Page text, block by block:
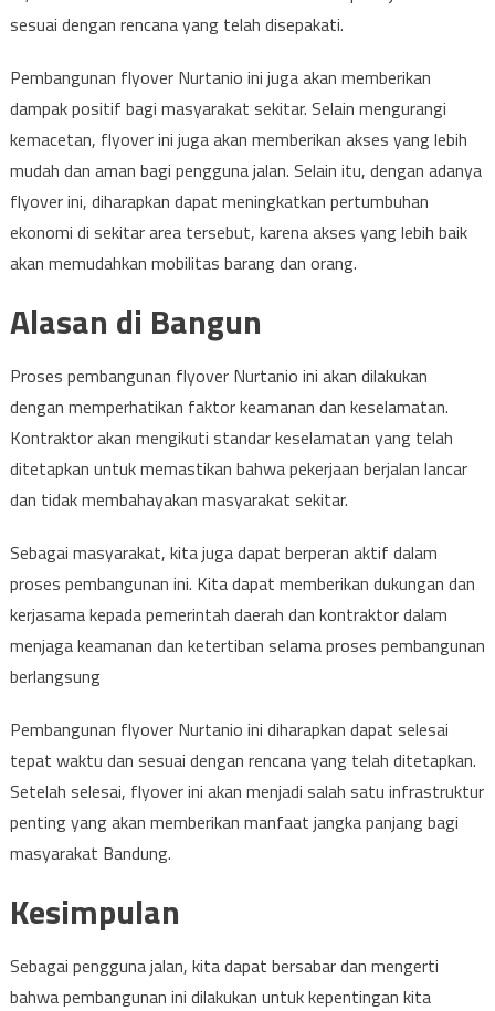
sesuai dengan rencana yang telah disepakati.
Pembangunan flyover Nurtanio ini juga akan memberikan
dampak positif bagi masyarakat sekitar. Selain mengurangi
kemacetan, flyover ini juga akan memberikan akses yang lebih
mudah dan aman bagi pengguna jalan. Selain itu, dengan adanya
flyover ini, diharapkan dapat meningkatkan pertumbuhan
ekonomi di sekitar area tersebut, karena akses yang lebih baik
akan memudahkan mobilitas barang dan orang.
Alasan di Bangun
Proses pembangunan flyover Nurtanio ini akan dilakukan
dengan memperhatikan faktor keamanan dan keselamatan.
Kontraktor akan mengikuti standar keselamatan yang telah
ditetapkan untuk memastikan bahwa pekerjaan berjalan lancar
dan tidak membahayakan masyarakat sekitar.
Sebagai masyarakat, kita juga dapat berperan aktif dalam
proses pembangunan ini. Kita dapat memberikan dukungan dan
kerjasama kepada pemerintah daerah dan kontraktor dalam
menjaga keamanan dan ketertiban selama proses pembangunan
berlangsung
Pembangunan flyover Nurtanio ini diharapkan dapat selesai
tepat waktu dan sesuai dengan rencana yang telah ditetapkan.
Setelah selesai, flyover ini akan menjadi salah satu infrastruktur
penting yang akan memberikan manfaat jangka panjang bagi
masyarakat Bandung.
Kesimpulan
Sebagai pengguna jalan, kita dapat bersabar dan mengerti
bahwa pembangunan ini dilakukan untuk kepentingan kita